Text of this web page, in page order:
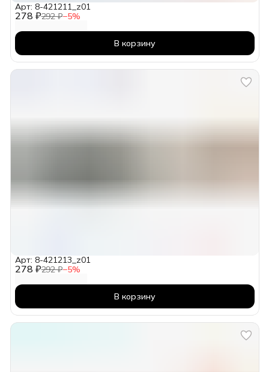
278 ₽292 ₽−5%
Арт: 8-421211_z01
В корзину
278 ₽292 ₽−5%
Арт: 8-421213_z01
В корзину